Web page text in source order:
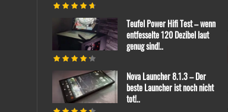
Teufel Power Hifi Test – wenn
entfesselte 120 Dezibel laut
genug sind!..
Nova Launcher 8.1.3 – Der
beste Launcher ist noch nicht
tot!..